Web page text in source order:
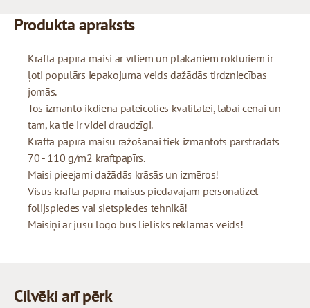
Produkta apraksts
Krafta papīra maisi ar vītiem un plakaniem rokturiem ir
ļoti populārs iepakojuma veids dažādās tirdzniecības
jomās.
Tos izmanto ikdienā pateicoties kvalitātei, labai cenai un
tam, ka tie ir videi draudzīgi.
Krafta papīra maisu ražošanai tiek izmantots pārstrādāts
70 - 110 g/m2 kraftpapīrs.
Maisi pieejami dažādās krāsās un izmēros!
Visus krafta papīra maisus piedāvājam personalizēt
folijspiedes vai sietspiedes tehnikā!
Maisiņi ar jūsu logo būs lielisks reklāmas veids!
Cilvēki arī pērk